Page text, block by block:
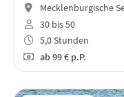
Mecklenburgische
30 bis 50
5,0 Stunden
ab99 € p.P.